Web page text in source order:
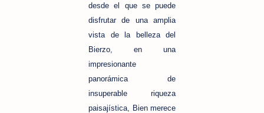
desde el que se puede
disfrutar de una amplia
vista de la belleza del
Bierzo, en una
impresionante
panorámica de
insuperable riqueza
paisajística, Bien merece